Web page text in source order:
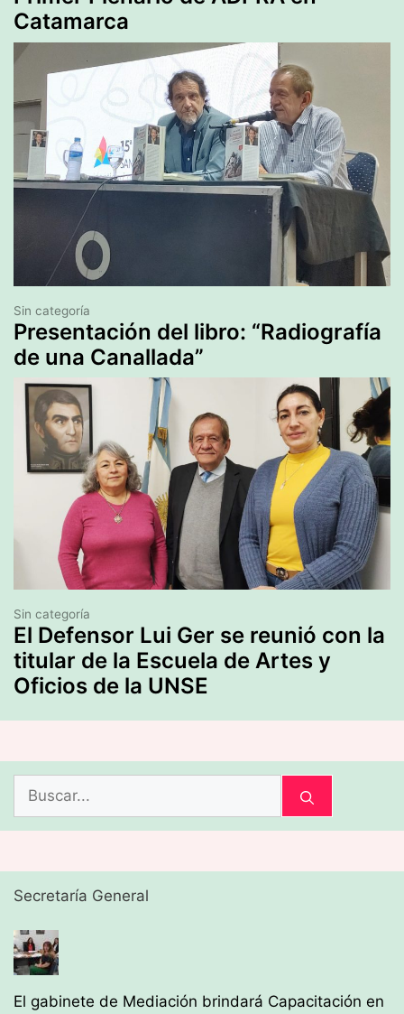
Catamarca
Presentación del libro: “Radiografía
de una Canallada”
Sin categoría
El Defensor Lui Ger se reunió con la
titular de la Escuela de Artes y
Oficios de la UNSE
Sin categoría
Secretaría General
El gabinete de Mediación brindará Capacitación en